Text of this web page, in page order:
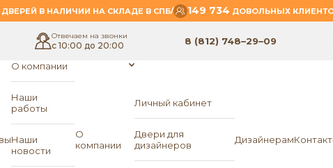
В НАЛИЧИИ НА СКЛАДЕ В СПБ/ 149 734 ДОВОЛЬНЫХ
Отвечаем на звонки
с 10:00 до 20:00 8 (812) 748–29–09
О
компании
О компании
Наши
работы
Наши
новости
Дизайнерам
Личный кабинет
Двери для
дизайнеров
Softline - Panto-4